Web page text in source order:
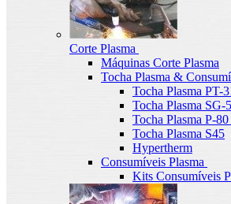
Corte Plasma
Máquinas Corte Plasma
Tocha Plasma &
Tocha Plasma PT-
Tocha Plasma
Tocha Plasma P-
Tocha Plasma S45
Hypertherm
Consumíveis Plasma
Kits Consumíveis